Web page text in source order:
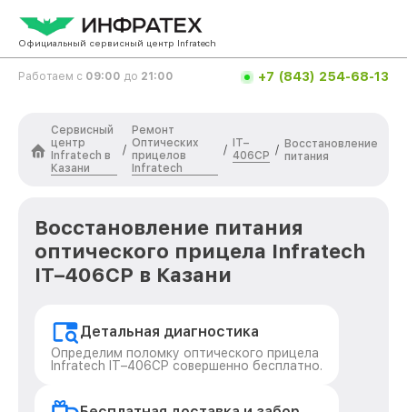
Официальный сервисный центр Infratech
Работаем с 09:00 до 21:00 +7 (843) 254-68-13
Сервисный
центр
Infratech в
Казани
/
Ремонт
Оптических
прицелов
Infratech
/
IT–
406СP / Восстановление
питания
Восстановление питания
оптического прицела Infratech
IT–406СP в Казани
Детальная диагностика
Определим поломку оптического прицела
Infratech IT–406СP совершенно бесплатно.